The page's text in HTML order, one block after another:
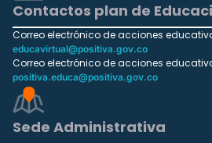
Contactos plan de
Correo electrónico de acciones
educavirtual@positiva.gov.co
Correo electrónico de acciones
positiva.educa@positiva.gov.co
Sede Administrativa